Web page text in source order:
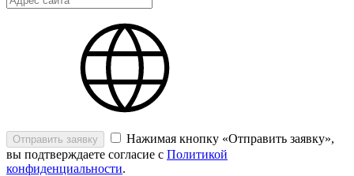
Отправить заявку
Нажимая кнопку «Отправить заявку»,
вы подтверждаете согласие с Политикой
конфиденциальности.